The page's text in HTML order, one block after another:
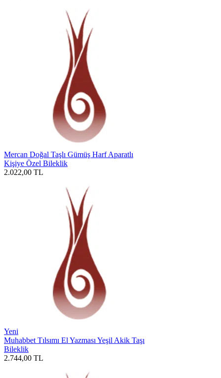
Mercan Doğal Taşlı Gümüş Harf Aparatlı
Kişiye Özel Bileklik
2.022,00 TL
Yeni
Muhabbet Tılsımı El Yazması Yeşil Akik Taşı
Bileklik
2.744,00 TL